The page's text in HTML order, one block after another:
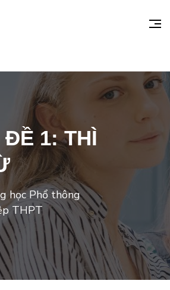
ĐỀ 1: THÌ
học Phổ thông
THPT